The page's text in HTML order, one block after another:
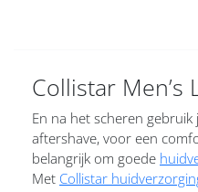
Collistar Men’s
En na het scheren gebruik
aftershave, voor een
belangrijk om goede
Met Collistar